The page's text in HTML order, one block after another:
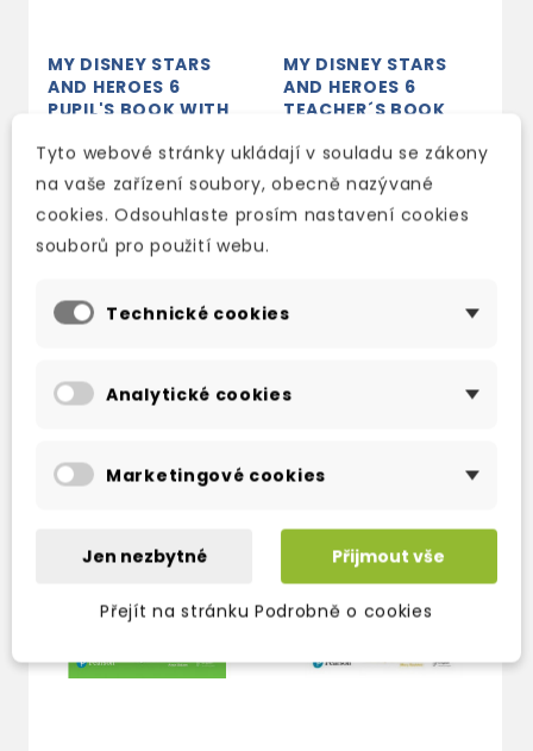
MY DISNEY STARS
AND HEROES 6
PUPIL'S BOOK WITH
3-5 dní
420 Kč -15% 357 Kč
MY DISNEY STARS
AND HEROES 6
TEACHER´S BOOK
ACCESS
2-3 týdny
972 Kč -15% 826 Kč
TAKÉ DOPORUČUJEME
Tyto webové stránky ukládají v souladu se zákony
na vaše zařízení soubory, obecně nazývané
cookies. Odsouhlaste prosím nastavení cookies
souborů pro použití webu.
Technické cookies
Analytické cookies
Marketingové cookies
Jen nezbytné Přijmout vše
Přejít na stránku Podrobně o cookies